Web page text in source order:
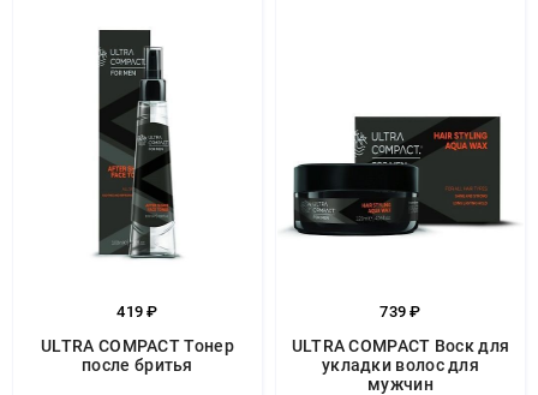
419 ₽
ULTRA COMPACT Тонер
после бритья
739 ₽
ULTRA COMPACT Воск для
укладки волос для
мужчин